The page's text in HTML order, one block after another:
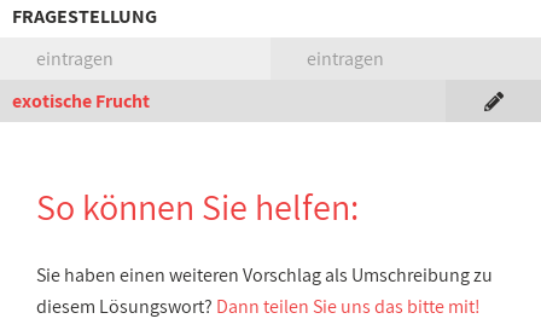
FRAGESTELLUNG
eintragen
eintragen
exotische Frucht
So können Sie helfen:
Sie haben einen weiteren Vorschlag als Umschreibung zu
diesem Lösungswort? Dann teilen Sie uns das bitte mit!